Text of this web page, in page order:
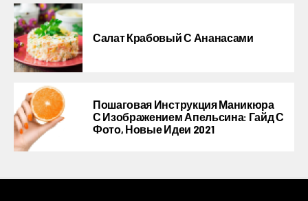
Салат Крабовый С Ананасами
Пошаговая Инструкция Маникюра
С Изображением Апельсина: Гайд С
Фото, Новые Идеи 2021